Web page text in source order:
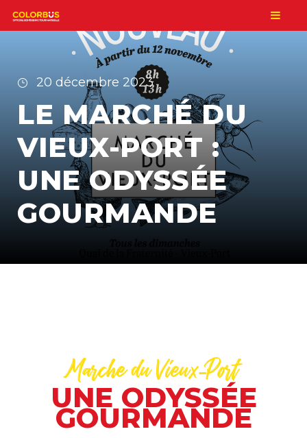
20 décembre 2023
LE MARCHÉ DU
VIEUX-PORT :
UNE ODYSSÉE
GOURMANDE
Marche du Vieux-Port
UNE ODYSSÉE
GOURMANDE